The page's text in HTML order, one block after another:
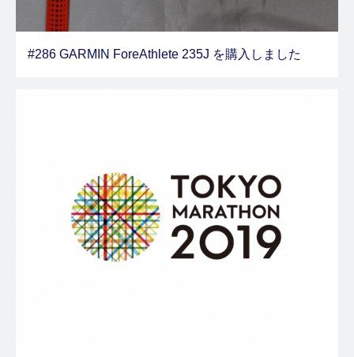
#286 GARMIN ForeAthlete 235J を購入しました